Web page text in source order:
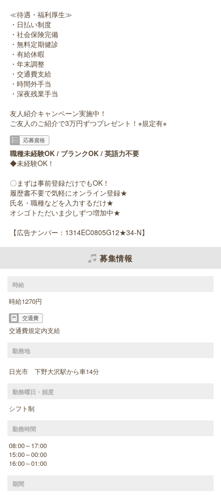
≪待遇・福利厚生≫
・日払い制度
・社会保険完備
・無料定期健診
・有給休暇
・年末調整
・交通費支給
・時間外手当
・深夜残業手当
友人紹介キャンペーン実施中！
ご友人のご紹介で3万円ずつプレゼント！※規定有※
応募資格
職種未経験OK / ブランクOK / 英語力不要
◆未経験OK！
〇まずは事前登録だけでもOK！
履歴書不要で気軽にオンライン登録★
氏名・職種などを入力するだけ★
オシゴトただいま少しずつ増加中★
【広告ナンバー：1314EC0805G12★34-N】
募集情報
時給
時給1270円
交通費
交通費規定内支給
勤務地
日光市 下野大沢駅から車14分
勤務曜日・頻度
シフト制
勤務時間
08:00～17:00
15:00～00:00
16:00～01:00
期間